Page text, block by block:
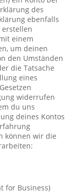
des
ebenfalls
einem
um deinen
den Umständen
die Tatsache
eines
widerrufen
du uns
deines Kontos
können wir die
for Business)